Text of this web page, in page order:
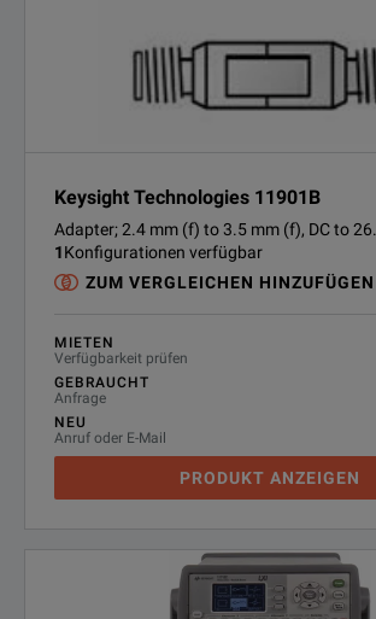
Keysight Technologies 11901B
Adapter; 2.4 mm (f) to 3.5 mm (f), DC to
1Konfigurationen verfügbar
ZUM VERGLEICHEN HINZUFÜGEN
MIETEN
Verfügbarkeit prüfen
GEBRAUCHT
Anfrage
NEU
Anruf oder E-Mail
PRODUKT ANZEIGEN